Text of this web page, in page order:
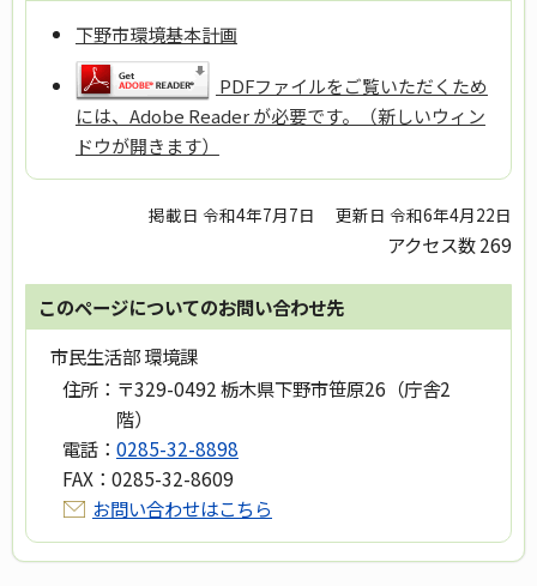
下野市環境基本計画
PDFファイルをご覧いただくため
には、Adobe Reader が必要です。（新しいウィン
ドウが開きます）
掲載日 令和4年7月7日 更新日 令和6年4月22日
アクセス数269
このページについてのお問い合わせ先
市民生活部 環境課
住所： 〒329-0492 栃木県下野市笹原26（庁舎2
階）
電話： 0285-32-8898
FAX： 0285-32-8609
お問い合わせはこちら